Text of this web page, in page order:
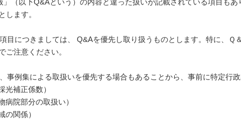
（以下Q&Aという）の内容と違った扱いが記載されている項目も
します。
目につきましては、 Q&Aを優先し取り扱うものとします。特に、
ご注意ください。
事例集による取扱いを優先する場合もあることから、事前に特定行
補正係数）
院部分の取扱い）
関係）